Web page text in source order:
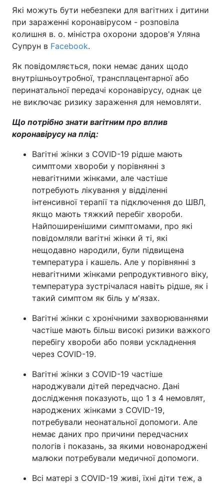
Які можуть бути небезпеки для вагітних і дитини
при зараженні коронавірусом - розповіла
колишня в. о. міністра охорони здоров'я Уляна
Супрун в Facebook.
Як повідомляється, поки немає даних щодо
внутрішньоутробної, трансплацентарної або
перинатальної передачі коронавірусу, однак це
не виключає ризику зараження для немовляти.
Що потрібно знати вагітним про вплив
коронавірусу на плід:
Вагітні жінки з COVID-19 рідше мають
симптоми хвороби у порівнянні з
невагітними жінками, але частіше
потребують лікування у відділенні
інтенсивної терапії та підключення до ШВЛ,
якщо мають тяжкий перебіг хвороби.
Найпоширенішими симптомами, про які
повідомляли вагітні жінки й ті, які
нещодавно народили, були підвищена
температура і кашель. Але у порівнянні з
невагітними жінками репродуктивного віку,
температура зустрічалася навіть рідше, як і
такий симптом як біль у м'язах.
Вагітні жінки c хронічними захворюваннями
частіше мають більш високі ризики важкого
перебігу хвороби або появи ускладнення
через COVID-19.
Вагітні жінки з COVID-19 частіше
народжували дітей передчасно. Дані
дослідження показують, що 1 з 4 немовлят,
народжених жінками з COVID-19,
потребували неонатальної допомоги. Але
немає даних про причини передчасних
пологів і показань, за якими новонароджені
малюки потребували медичної допомоги.
Всі матері з COVID-19 живі, їхні діти теж, а